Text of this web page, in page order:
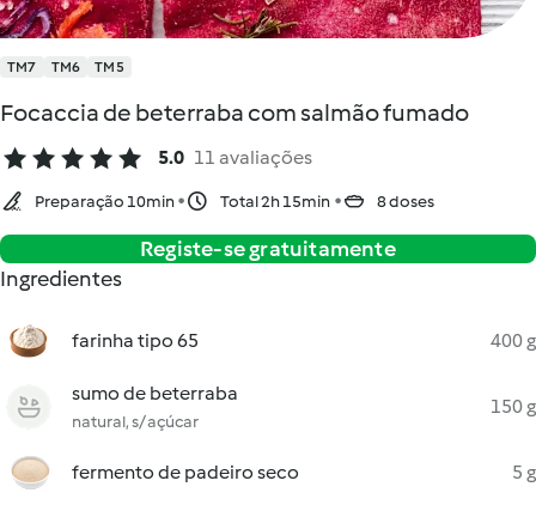
TM7 TM6 TM5
Focaccia de beterraba com salmão fumado
5.0 11 avaliações
Preparação 10min Total 2h 15min 8 doses
Registe-se gratuitamente
Ingredientes
farinha tipo 65 400 g
sumo de beterraba
natural, s/ açúcar
150 g
fermento de padeiro seco 5 g